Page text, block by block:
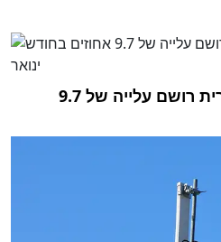
ענף הבנייה בארצות הברית רושם עלייה של 9.7